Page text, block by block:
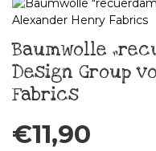
Baumwolle
Design Group
Fabrics
€11,90